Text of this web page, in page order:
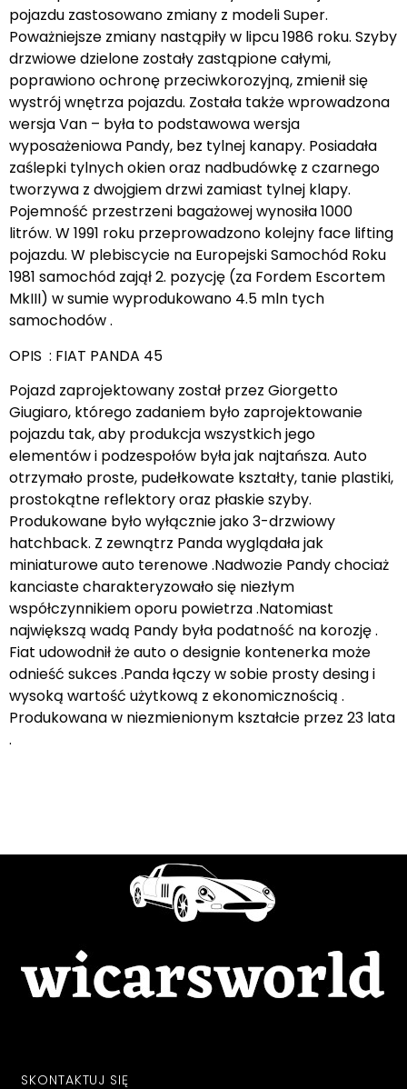
pojazdu zastosowano zmiany z modeli Super.
Poważniejsze zmiany nastąpiły w lipcu 1986 roku. Szyby
drzwiowe dzielone zostały zastąpione całymi,
poprawiono ochronę przeciwkorozyjną, zmienił się
wystrój wnętrza pojazdu. Została także wprowadzona
wersja Van – była to podstawowa wersja
wyposażeniowa Pandy, bez tylnej kanapy. Posiadała
zaślepki tylnych okien oraz nadbudówkę z czarnego
tworzywa z dwojgiem drzwi zamiast tylnej klapy.
Pojemność przestrzeni bagażowej wynosiła 1000
litrów. W 1991 roku przeprowadzono kolejny face lifting
pojazdu. W plebiscycie na Europejski Samochód Roku
1981 samochód zajął 2. pozycję (za Fordem Escortem
MkIII) w sumie wyprodukowano 4.5 mln tych
samochodów .
OPIS : FIAT PANDA 45
Pojazd zaprojektowany został przez Giorgetto
Giugiaro, którego zadaniem było zaprojektowanie
pojazdu tak, aby produkcja wszystkich jego
elementów i podzespołów była jak najtańsza. Auto
otrzymało proste, pudełkowate kształty, tanie plastiki,
prostokątne reflektory oraz płaskie szyby.
Produkowane było wyłącznie jako 3-drzwiowy
hatchback. Z zewnątrz Panda wyglądała jak
miniaturowe auto terenowe .Nadwozie Pandy chociaż
kanciaste charakteryzowało się niezłym
współczynnikiem oporu powietrza .Natomiast
największą wadą Pandy była podatność na korozję .
Fiat udowodnił że auto o designie kontenerka może
odnieść sukces .Panda łączy w sobie prosty desing i
wysoką wartość użytkową z ekonomicznością .
Produkowana w niezmienionym kształcie przez 23 lata
.
SKONTAKTUJ SIĘ